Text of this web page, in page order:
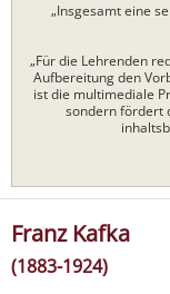
„Insgesamt eine
„Für die Lehrenden
Aufbereitung den
ist die multimediale
sondern fördert
Franz Kafka
(1883-1924)